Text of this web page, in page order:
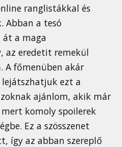
ranglistákkal és
Abban a tesó
át a maga
az eredetit remekül
A főmenüben akár
ezt a
ajánlom, akik már
komoly spoilerek
Ez a szösszenet
így az abban szereplő